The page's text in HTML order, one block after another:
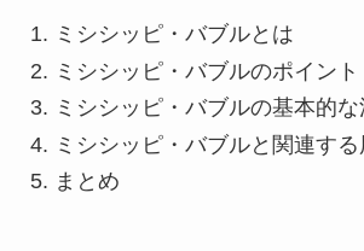
ミシシッピ・バブルとは
ミシシッピ・バブルのポイント
ミシシッピ・バブルの基本的
ミシシッピ・バブルと関連す
まとめ